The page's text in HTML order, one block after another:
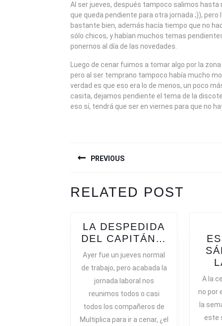
Al ser jueves, después tampoco salimos
que queda pendiente para otra jornada ;)), pero
bastante bien, además hacía tiempo que no
sólo chicos, y habían muchos temas
ponernos al día de las novedades.
Luego de cenar fuimos a tomar algo por la
pero al ser temprano tampoco había mucho
verdad es que eso era lo de menos, un poco
casita, dejamos pendiente el tema de la
eso sí, tendrá que ser en viernes para que no
DE
ENTRADAS
PREVIOUS
post:
RELATED POST
LA DESPEDIDA
DEL CAPITÁN…
Ayer fue un jueves normal
de trabajo, pero acabada la
jornada laboral nos
reunimos todos o casi
todos los compañeros de
Multiplica para ir a cenar, ¿el
A la
no por
la
este